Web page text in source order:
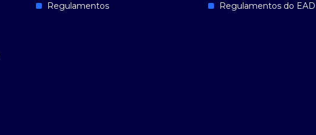
Regulamentos
Regulamentos do EAD